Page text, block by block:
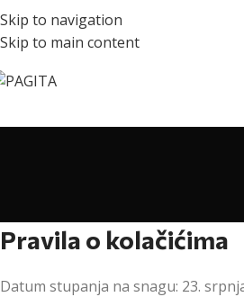
Skip to navigation
Skip to main content
Pravila o kolačićima
Datum stupanja na snagu: 23.